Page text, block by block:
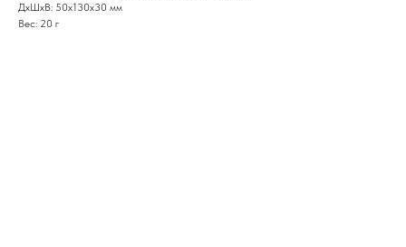
ДxШxВ: 50x130x30 мм
Вес: 20 г